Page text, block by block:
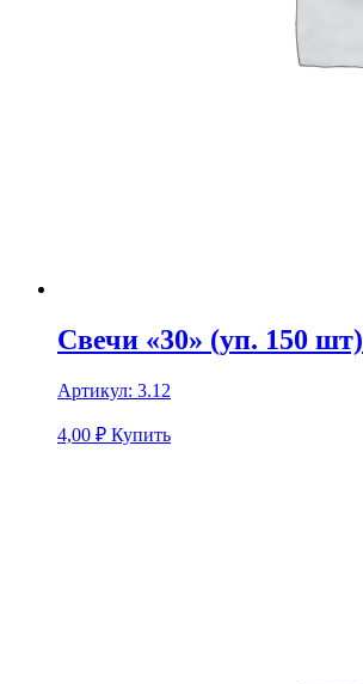
Свечи «30» (уп. 150 шт)
Артикул: 3.12
4,00 ₽ Купить